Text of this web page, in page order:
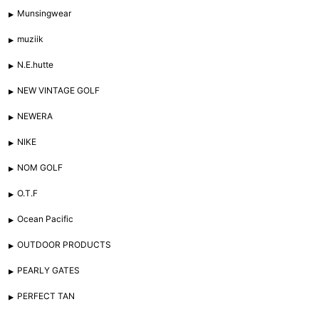
Munsingwear
muziik
N.E.hutte
NEW VINTAGE GOLF
NEWERA
NIKE
NOM GOLF
O.T.F
Ocean Pacific
OUTDOOR PRODUCTS
PEARLY GATES
PERFECT TAN